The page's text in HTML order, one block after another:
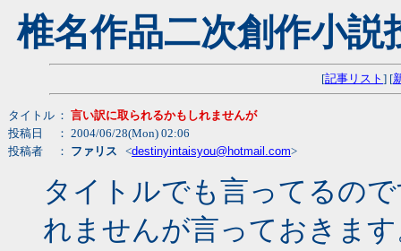
椎名作品二次創作小
[記事リスト ] [
タイトル ： 言い訳に取られるかもしれませんが
投稿日
： 2004/06/28(Mon) 02:06
投稿者
： ファリス <destinyintaisyou@hotmail.com>
タイトルでも言ってるの
れませんが言っておきま